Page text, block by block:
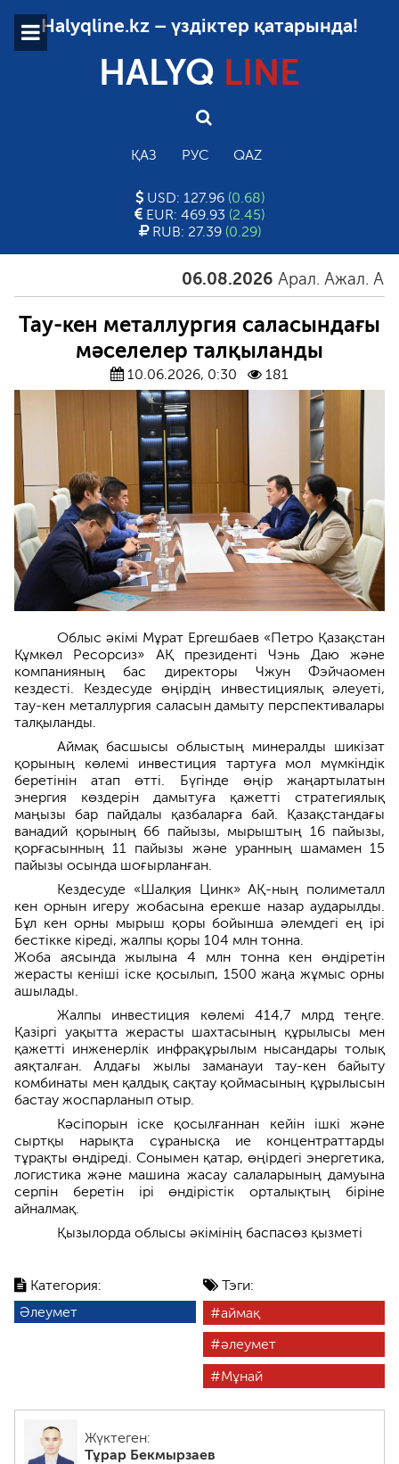
Halyqline.kz – үздіктер қатарында!
HALYQ LINE
ҚАЗ РУС QAZ
USD: 127.96 (0.68)
EUR: 469.93 (2.45)
RUB: 27.39 (0.29)
06.08.2026 Арал. Ажал. Айғақ
Категория:
Әлеумет
Тэги:
аймақ
әлеумет
Мұнай
Жүктеген:
Тұрар Бекмырзаев
Тау-кен металлургия саласындағы
мәселелер талқыланды
10.06.2026, 0:30 181
Облыс әкімі Мұрат Ергешбаев «Петро Қазақстан
Құмкөл Ресорсиз» АҚ президенті Чэнь Даю және
компанияның бас директоры Чжун Фэйчаомен
кездесті. Кездесуде өңірдің инвестициялық әлеуеті,
тау-кен металлургия саласын дамыту перспективалары
талқыланды.
Аймақ басшысы облыстың минералды шикізат
қорының көлемі инвестиция тартуға мол мүмкіндік
беретінін атап өтті. Бүгінде өңір жаңартылатын
энергия көздерін дамытуға қажетті стратегиялық
маңызы бар пайдалы қазбаларға бай. Қазақстандағы
ванадий қорының 66 пайызы, мырыштың 16 пайызы,
қорғасынның 11 пайызы және уранның шамамен 15
пайызы осында шоғырланған.
Кездесуде «Шалқия Цинк» АҚ-ның полиметалл
кен орнын игеру жобасына ерекше назар аударылды.
Бұл кен орны мырыш қоры бойынша әлемдегі ең ірі
бестікке кіреді, жалпы қоры 104 млн тонна.
Жоба аясында жылына 4 млн тонна кен өндіретін
жерасты кеніші іске қосылып, 1500 жаңа жұмыс орны
ашылады.
Жалпы инвестиция көлемі 414,7 млрд теңге.
Қазіргі уақытта жерасты шахтасының құрылысы мен
қажетті инженерлік инфрақұрылым нысандары толық
аяқталған. Алдағы жылы заманауи тау-кен байыту
комбинаты мен қалдық сақтау қоймасының құрылысын
бастау жоспарланып отыр.
Кәсіпорын іске қосылғаннан кейін ішкі және
сыртқы нарықта сұранысқа ие концентраттарды
тұрақты өндіреді. Сонымен қатар, өңірдегі энергетика,
логистика және машина жасау салаларының дамуына
серпін беретін ірі өндірістік орталықтың біріне
айналмақ.
Қызылорда облысы әкімінің баспасөз қызметі